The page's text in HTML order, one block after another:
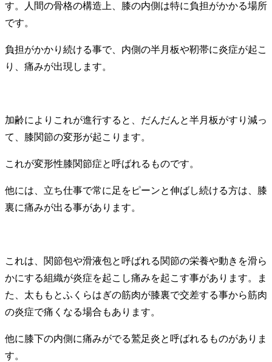
す。人間の骨格の構造上、膝の内側は特に負担がかかる場所
です。
負担がかかり続ける事で、内側の半月板や靭帯に炎症が起こ
り、痛みが出現します。
加齢によりこれが進行すると、だんだんと半月板がすり減っ
て、膝関節の変形が起こります。
これが変形性膝関節症と呼ばれるものです。
他には、立ち仕事で常に足をピーンと伸ばし続ける方は、膝
裏に痛みが出る事があります。
これは、関節包や滑液包と呼ばれる関節の栄養や動きを滑ら
かにする組織が炎症を起こし痛みを起こす事があります。ま
た、太ももとふくらはぎの筋肉が膝裏で交差する事から筋肉
の炎症で痛くなる場合もあります。
他に膝下の内側に痛みがでる鷲足炎と呼ばれるものがありま
す。